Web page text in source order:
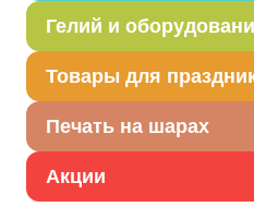
Гелий и
Товары для
Печать на шарах
Акции
Посмотреть Трубочка д/
на Портале оптовых закупок
Товар из коллекции